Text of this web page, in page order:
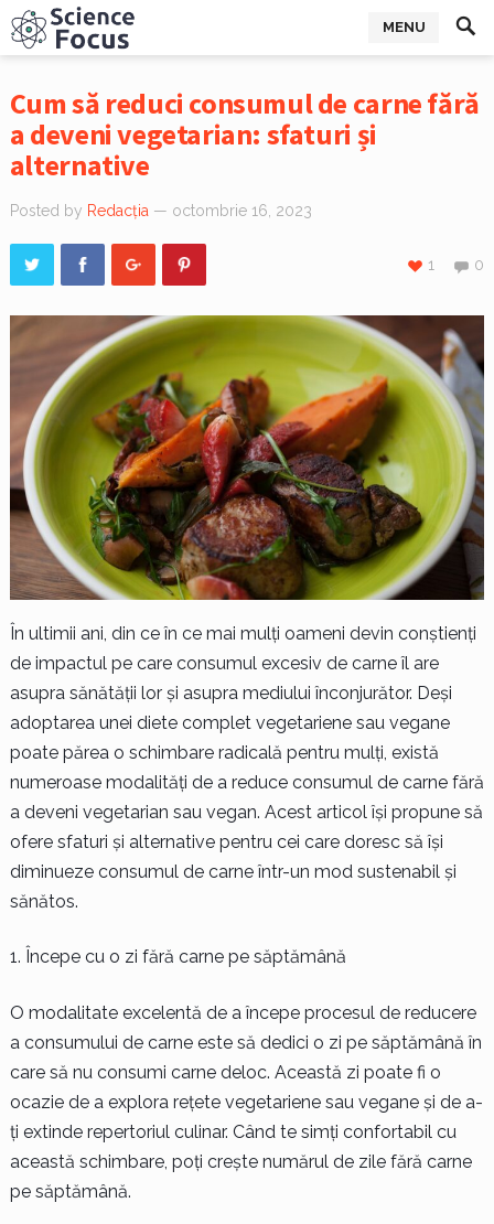
MENU
Cum să reduci consumul de carne fără
a deveni vegetarian: sfaturi și
alternative
Posted by Redacția — octombrie 16, 2023
0
1
În ultimii ani, din ce în ce mai mulți oameni devin conștienți
de impactul pe care consumul excesiv de carne îl are
asupra sănătății lor și asupra mediului înconjurător. Deși
adoptarea unei diete complet vegetariene sau vegane
poate părea o schimbare radicală pentru mulți, există
numeroase modalități de a reduce consumul de carne fără
a deveni vegetarian sau vegan. Acest articol își propune să
ofere sfaturi și alternative pentru cei care doresc să își
diminueze consumul de carne într-un mod sustenabil și
sănătos.
Începe cu o zi fără carne pe săptămână
O modalitate excelentă de a începe procesul de reducere
a consumului de carne este să dedici o zi pe săptămână în
care să nu consumi carne deloc. Această zi poate fi o
ocazie de a explora rețete vegetariene sau vegane și de a-
ți extinde repertoriul culinar. Când te simți confortabil cu
această schimbare, poți crește numărul de zile fără carne
pe săptămână.